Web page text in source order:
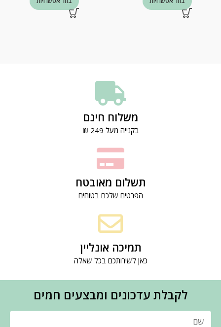
משלוח חינם
בקנייה מעל 249 ₪
תשלום מאובטח
הפרטים שלכם בטוחים
תמיכה אונליין
כאן לשירותכם בכל שאלה
לקבלת עדכונים ומבצעים חמים